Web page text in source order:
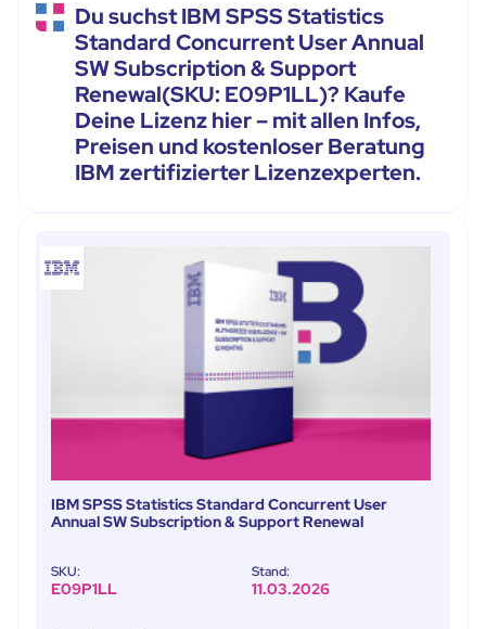
Du suchst IBM SPSS Statistics
Standard Concurrent User Annual
SW Subscription & Support
Renewal(SKU: E09P1LL)? Kaufe
Deine Lizenz hier – mit allen Infos,
Preisen und kostenloser Beratung
IBM zertifizierter Lizenzexperten.
IBM SPSS Statistics Standard Concurrent User
Annual SW Subscription & Support Renewal
SKU:
E09P1LL
Stand:
11.03.2026